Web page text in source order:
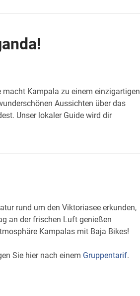
Kampala zu einem einzigartigen
Aussichten über das
Unser lokaler Guide wird dir
rund um den Viktoriasee erkunden,
an der frischen Luft genießen
Kampalas mit Baja Bikes!
Sie hier nach einem Gruppentarif.